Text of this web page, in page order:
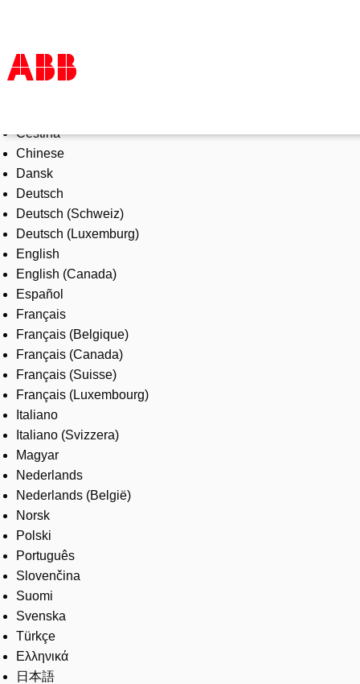
Products & Solutions
Industries
Services
About us
Where to buy
Contact us
Careers
Čeština
Chinese
Dansk
Deutsch
Deutsch (Schweiz)
Deutsch (Luxemburg)
English
English (Canada)
Español
Français
Français (Belgique)
Français (Canada)
Français (Suisse)
Français (Luxembourg)
Italiano
Italiano (Svizzera)
Magyar
Nederlands
Nederlands (België)
Norsk
Polski
Português
Slovenčina
Suomi
Svenska
Türkçe
Ελληνικά
日本語